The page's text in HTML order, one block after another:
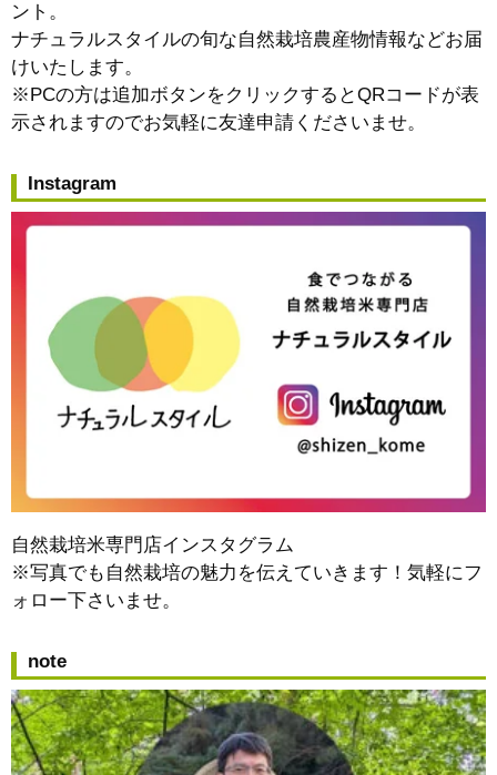
ント。
ナチュラルスタイルの旬な自然栽培農産物情報などお届
けいたします。
※PCの方は追加ボタンをクリックするとQRコードが表
示されますのでお気軽に友達申請くださいませ。
Instagram
自然栽培米専門店インスタグラム
※写真でも自然栽培の魅力を伝えていきます！気軽にフ
ォロー下さいませ。
note